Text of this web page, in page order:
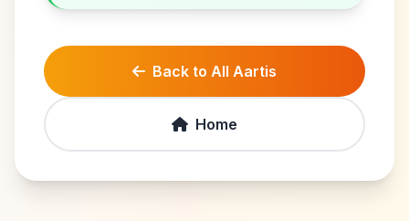
Back to All Aartis
Home